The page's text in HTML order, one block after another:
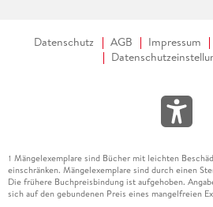
Datenschutz AGB Impressum
1 Mängelexemplare sind Bücher mit leichten
einschränken. Mängelexemplare sind durch einen
Die frühere Buchpreisbindung ist aufgehoben.
sich auf den gebundenen Preis eines mangelfreien